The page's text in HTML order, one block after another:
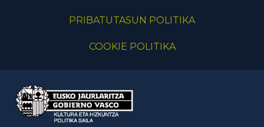
PRIBATUTASUN POLITIKA
COOKIE POLITIKA